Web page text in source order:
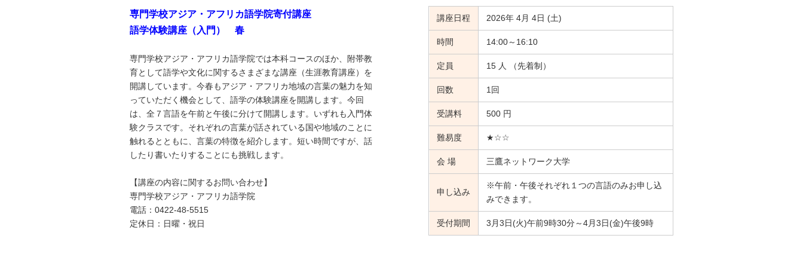
専門学校アジア・アフリカ語学院寄付講座
語学体験講座（入門） 春
専門学校アジア・アフリカ語学院では本科コースのほか、附帯教
育として語学や文化に関するさまざまな講座（生涯教育講座）を
開講しています。今春もアジア・アフリカ地域の言葉の魅力を知
っていただく機会として、語学の体験講座を開講します。今回
は、全７言語を午前と午後に分けて開講します。いずれも入門体
験クラスです。それぞれの言葉が話されている国や地域のことに
触れるとともに、言葉の特徴を紹介します。短い時間ですが、話
したり書いたりすることにも挑戦します。
【講座の内容に関するお問い合わせ】
専門学校アジア・アフリカ語学院
電話：0422-48-5515
定休日：日曜・祝日
講座日程 2026年 4月 4日 (土)
時間 14:00～16:10
定員 15 人 （先着制）
回数 1回
受講料 500 円
難易度 ★☆☆
会 場 三鷹ネットワーク大学
申し込み
※午前・午後それぞれ１つの言語のみお申し込
みできます。
受付期間 3月3日(火)午前9時30分～4月3日(金)午後9時